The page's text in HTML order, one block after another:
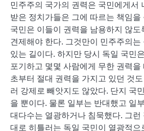
민주주의 국가의 권력은 국민에게서
받은 정치가들은 그에 따르는 책임
국민은 이들이 권력을 남용하지 않
견제해야 한다. 그것만이 민주주의
있는 길이다. 하지만 당시 독일 국민
포기하고 몇몇 사람에게 무한 권력을
초부터 절대 권력을 가지고 있던 것
러 강제로 빼앗지도 않았다. 단지 국
을 뿐이다. 물론 일부는 반대했고 일
대다수는 열광하거나 침묵했다. 그
대로 히틀러는 독일 국민이 열광적